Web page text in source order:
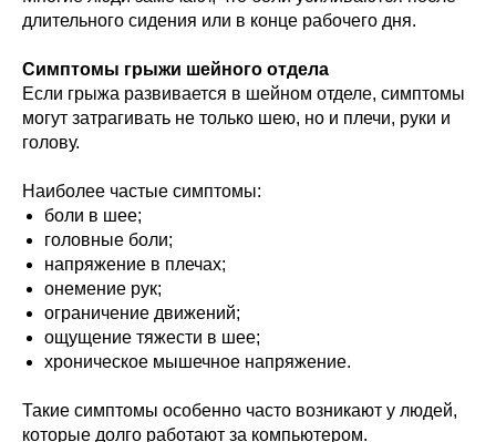
длительного сидения или в конце рабочего дня.
Симптомы грыжи шейного отдела
Если грыжа развивается в шейном отделе, симптомы
могут затрагивать не только шею, но и плечи, руки и
голову.
Наиболее частые симптомы:
боли в шее;
головные боли;
напряжение в плечах;
онемение рук;
ограничение движений;
ощущение тяжести в шее;
хроническое мышечное напряжение.
Такие симптомы особенно часто возникают у людей,
которые долго работают за компьютером.